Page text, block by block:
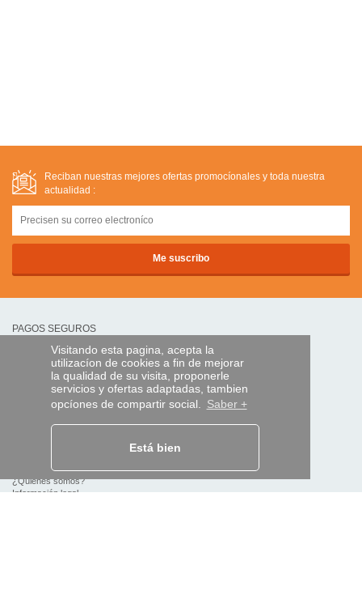
Visitando esta pagina, acepta la
utilizacíon de cookies a fin de mejorar
la qualidad de su visita, proponerle
servicios y ofertas adaptadas, tambien
opcíones de compartir social. Saber +
Está bien
Reciban nuestras mejores ofertas promocíonales y toda nuestra
actualidad :
PAGOS SEGUROS
transferencia bancaria
AYUDA Y SERVICIOS
Localice su envío
¿Quiénes somos?
Información legal